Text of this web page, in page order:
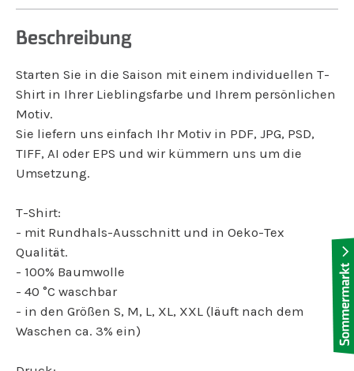
Beschreibung
Starten Sie in die Saison mit einem individuellen T-
Shirt in Ihrer Lieblingsfarbe und Ihrem persönlichen
Motiv.
Sie liefern uns einfach Ihr Motiv in PDF, JPG, PSD,
TIFF, AI oder EPS und wir kümmern uns um die
Umsetzung.
T-Shirt:
- mit Rundhals-Ausschnitt und in Oeko-Tex
Qualität.
- 100% Baumwolle
- 40 °C waschbar
- in den Größen S, M, L, XL, XXL (läuft nach dem
Waschen ca. 3% ein)